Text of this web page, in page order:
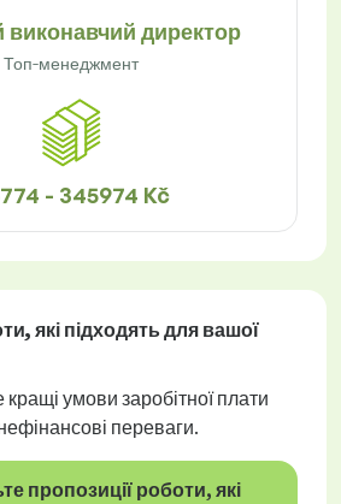
виконавчий директор
Топ-менеджмент
- 345974 Kč
, які підходять для вашої
умови заробітної плати
переваги.
пропозиції роботи, які